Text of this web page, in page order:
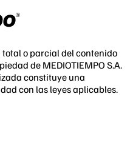
o parcial del contenido
de MEDIOTIEMPO S.A.
constituye una
con las leyes aplicables.